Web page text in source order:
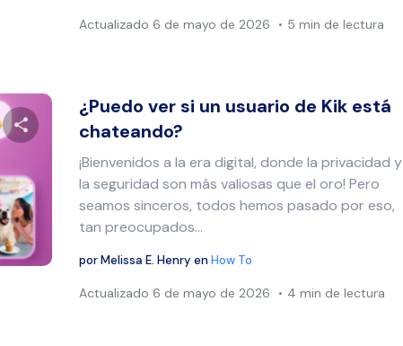
Actualizado 6 de mayo de 2026 5 min de lectura
Comparte este artículo
Twitter
¿Puedo ver si un usuario de Kik está
chateando?
¡Bienvenidos a la era digital, donde la privacidad y
la seguridad son más valiosas que el oro! Pero
seamos sinceros, todos hemos pasado por eso,
tan preocupados...
porMelissa E. Henry enHow To
Actualizado 6 de mayo de 2026 4 min de lectura